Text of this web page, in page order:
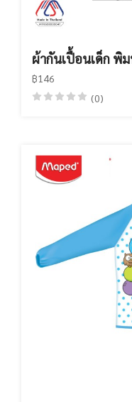
ผ้ากันเปื้อนเด็ก พิ
฿146
(0)